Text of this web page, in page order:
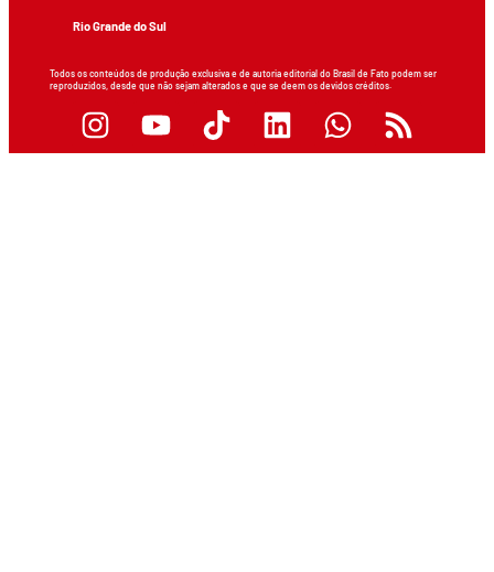
Rio Grande do Sul
Todos os conteúdos de produção exclusiva e de autoria editorial do Brasil de Fato podem ser
reproduzidos, desde que não sejam alterados e que se deem os devidos créditos.